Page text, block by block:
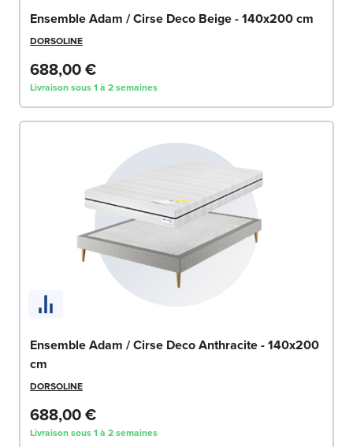
Ensemble Adam / Cirse Deco Beige - 140x200 cm
DORSOLINE
688,00 €
Livraison sous 1 à 2 semaines
Ensemble Adam / Cirse Deco Anthracite - 140x200
cm
DORSOLINE
688,00 €
Livraison sous 1 à 2 semaines